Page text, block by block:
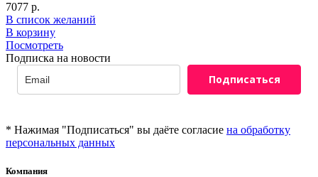
7077 р.
В список желаний
В корзину
Посмотреть
Подписка на новости
Подписаться
* Нажимая "Подписаться" вы даёте согласие на обработку
персональных данных
Компания